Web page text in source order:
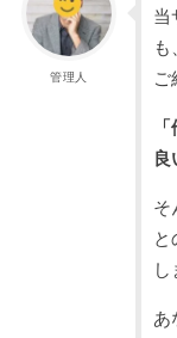
管理人
当
ご
そ
と
し
あ